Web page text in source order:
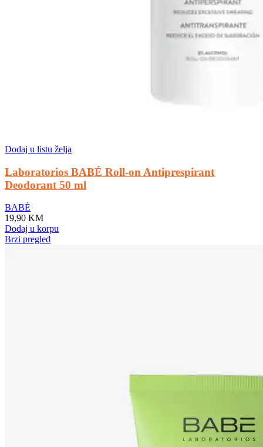
Dodaj u listu želja
Laboratorios BABÉ Roll-on Antiprespirant
Deodorant 50 ml
BABÉ
19,90 KM
Dodaj u korpu
Brzi pregled